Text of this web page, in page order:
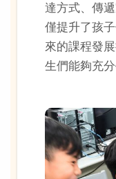
達方式、傳
僅提升了孩
來的課程發
生們能夠充分